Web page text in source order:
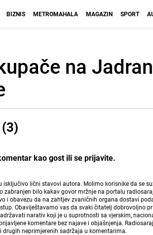
BIZNIS METROMAHALA MAGAZIN SPORT
na
kao gost ili se prijavite.
isključivo lični stavovi autora. Molimo korisnike da se
zabranjen bilo kakav govor mržnje na portalu
i obavezu da na zahtjev zvaničnih organa dostavi
Obaviještavamo vas da svaki čitatelj dobrovoljno
narativ koji je u suprotnosti sa vjerskim,
komentare bez najave i objašnjenja.
neprimjerenih sadržaja u komentarima.